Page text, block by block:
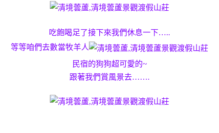
吃飽喝足了接下來我們休息一下…..
等等咱們去數當牧羊人
民宿的狗狗超可愛的~
跟著我們賞風景去…….